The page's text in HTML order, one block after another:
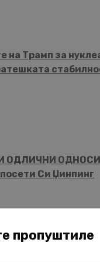
на Трамп за
ОДЛИЧНИ
Си Џинпинг
пропуштиле